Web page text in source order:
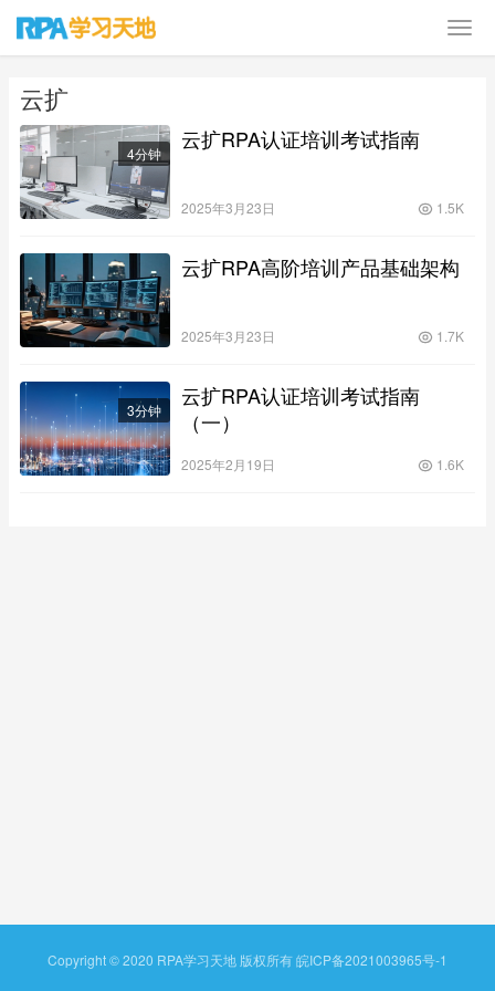
云扩
4分钟
云扩RPA认证培训考试指南
2025年3月23日 1.5K
云扩RPA高阶培训产品基础架构
2025年3月23日 1.7K
3分钟
云扩RPA认证培训考试指南
（一）
2025年2月19日 1.6K
Copyright © 2020 RPA学习天地 版权所有皖ICP备2021003965号-1